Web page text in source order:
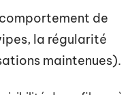
de
la régularité
maintenues).